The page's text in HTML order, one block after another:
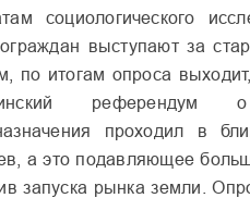
социологического
выступают за
по итогам опроса
проходил в
а это подавляющее
запуска рынка земли.